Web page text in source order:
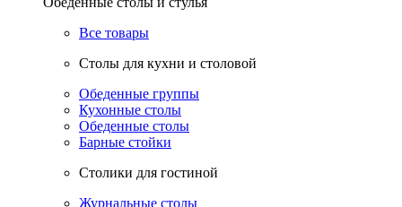
Все товары
Столы для кухни и столовой
Обеденные группы
Кухонные столы
Обеденные столы
Барные стойки
Столики для гостиной
Журнальные столы